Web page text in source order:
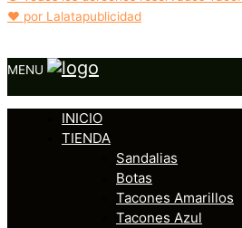
❤️ por Lalatapublicidad
MENU
INICIO
TIENDA
Sandalias
Botas
Tacones Amarillos
Tacones Azul